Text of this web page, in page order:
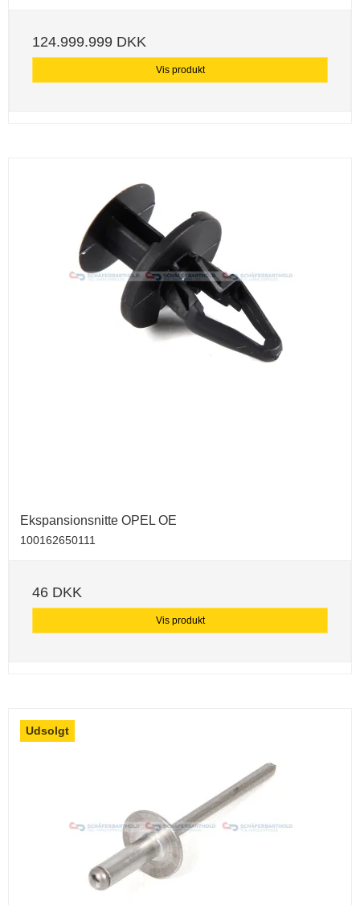
124.999.999 DKK
Vis produkt
Ekspansionsnitte OPEL OE
100162650111
46 DKK
Vis produkt
Udsolgt